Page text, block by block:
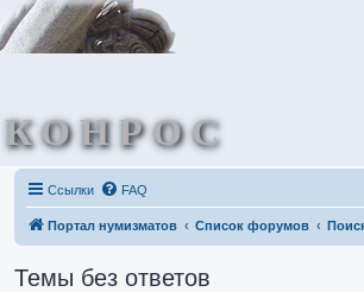
КОНРОС
Ссылки FAQ
Портал нумизматов Список форумов
Темы без ответов